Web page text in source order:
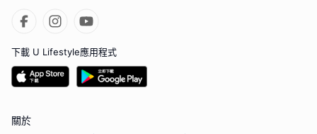
下載 U Lifestyle應用程式
關於